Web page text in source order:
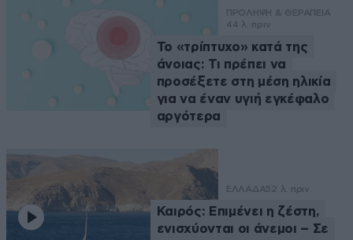
ΠΡΟΛΗΨΗ & ΘΕΡΑΠΕΙΑ
44 λ. πριν
Το «τρίπτυχο» κατά της
άνοιας: Τι πρέπει να
προσέξετε στη μέση ηλικία
για να έναν υγιή εγκέφαλο
αργότερα
ΕΛΛΑΔΑ52 λ. πριν
Καιρός: Επιμένει η ζέστη,
ενισχύονται οι άνεμοι – Σε